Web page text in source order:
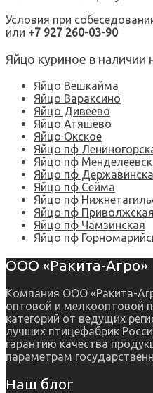
Условия при
или +7 927 260-03-90
Яйцо куриное в наличии
Яйцо Вешкайма
Яйцо Вараксино
Яйцо Дивеево
Яйцо Атяшево
Яйцо Окское
Яйцо пф
Яйцо пф
Яйцо пф
Яйцо пф Сейма
Яйцо пф
Яйцо пф Приволжская
Яйцо пф Чамзинская
Яйцо пф
ООО «Ракита-Агро»
Компания ООО «Ракита-
оптовой и мелкооптовой
категорий от ведущих
лучших птицефабрик
гарантию качества
параметрам
Наш блог